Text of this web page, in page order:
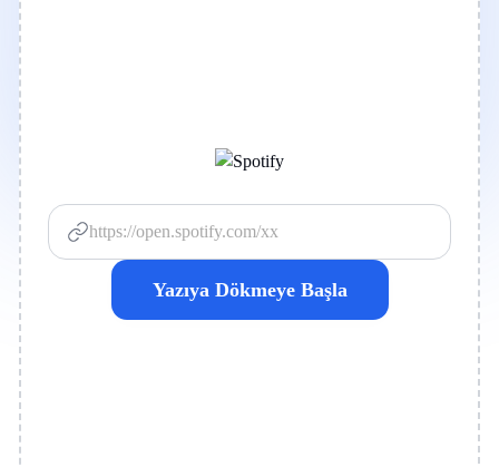
Yazıya Dökmeye Başla